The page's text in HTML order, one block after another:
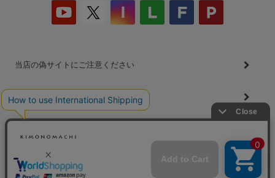
当店の偽サイトにご注意ください
商品の無断販売・転売の禁止について
会社概要プライバシーポリシー 特定商取引法お問い合わせ